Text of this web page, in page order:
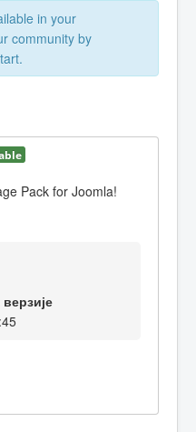
in your
community by
Pack for Joomla!